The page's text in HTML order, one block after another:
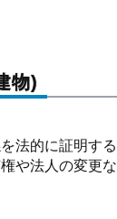
物)
法的に証明す
や法人の変更